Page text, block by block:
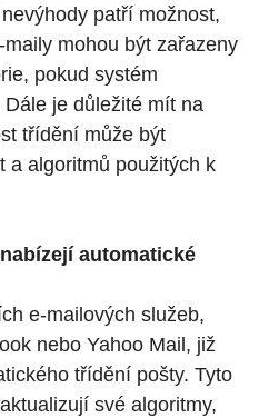
patří možnost,
mohou být zařazeny
pokud systém
je důležité mít na
třídění může být
a algoritmů použitých k
automatické
e-mailových služeb,
nebo Yahoo Mail, již
třídění pošty. Tyto
své algoritmy,